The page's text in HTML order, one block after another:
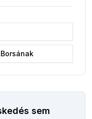
sem